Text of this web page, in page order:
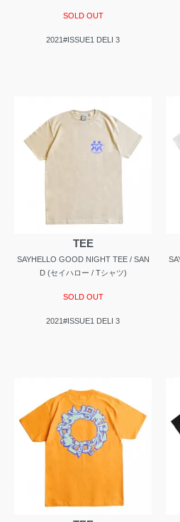
SOLD OUT
2021#ISSUE1 DELI 3
TEE
SAYHELLO GOOD NIGHT TEE / SAN
D (セイハロー / Tシャツ)
SOLD OUT
2021#ISSUE1 DELI 3